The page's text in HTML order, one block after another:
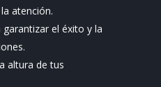
atención.
el éxito y la
altura de tus